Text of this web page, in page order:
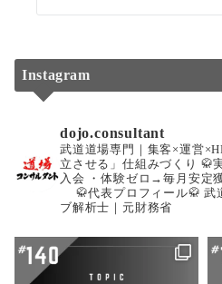
Instagram
dojo.consultant
武道道場専門｜集客×運営
立させる」仕組みづくり 🥋
入会
・体験ゼロ→毎月安定
🥋代表プロフィール🥋 武
ブ解析士｜元財務省